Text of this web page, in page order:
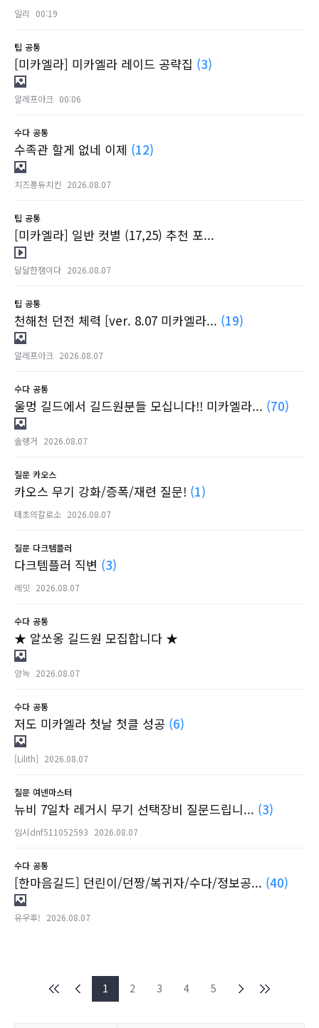
일리 00:19
팁 공통
[미카엘라] 미카엘라 레이드 공략집 (3)
알레프아크 00:06
수다 공통
수족관 할게 없네 이제 (12)
치즈퐁듀치킨 2026.08.07
팁 공통
[미카엘라] 일반 컷별 (17,25) 추천 포...
달달한잼이다 2026.08.07
팁 공통
천해천 던전 체력 [ver. 8.07 미카엘라... (19)
알레프아크 2026.08.07
수다 공통
울멍 길드에서 길드원분들 모십니다!! 미카엘라... (70)
솔랭거 2026.08.07
질문 카오스
카오스 무기 강화/증폭/재련 질문! (1)
태초의칼로소 2026.08.07
질문 다크템플러
다크템플러 직변 (3)
레잇 2026.08.07
수다 공통
★ 알쏘옹 길드원 모집합니다 ★
양늑 2026.08.07
수다 공통
저도 미카엘라 첫날 첫클 성공 (6)
[Lilith] 2026.08.07
질문 여넨마스터
뉴비 7일차 레거시 무기 선택장비 질문드립니... (3)
임시dnf511052593 2026.08.07
수다 공통
[한마음길드] 던린이/던짱/복귀자/수다/정보공... (40)
유우후! 2026.08.07
1 2 3 4 5